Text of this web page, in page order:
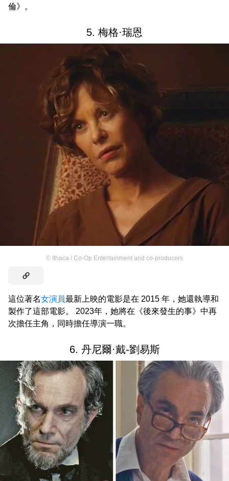
倫》。
5. 梅格·瑞恩
© Ithaca / Co-Op Entertainment and co-producers
這位著名女演員最新上映的電影是在 2015 年，她還執導和
製作了這部電影。 2023年，她將在《後來發生的事》中再
次擔任主角，同時擔任導演一職。
6. 丹尼爾·戴-劉易斯